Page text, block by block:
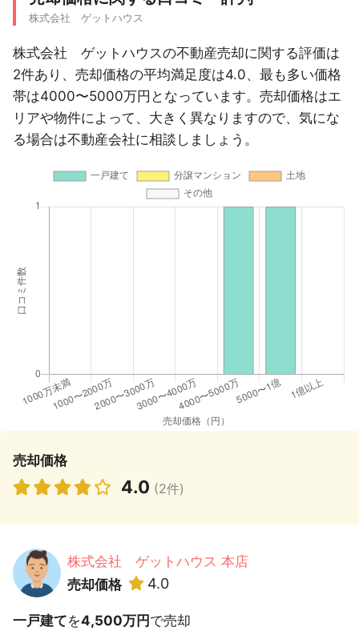
株式会社 ゲットハウス
株式会社 ゲットハウスの不動産売却に関する評価は
2件あり、売却価格の平均満足度は4.0、最も多い価格
帯は4000〜5000万円となっています。売却価格はエ
リアや物件によって、大きく異なりますので、気にな
る場合は不動産会社に相談しましょう。
売却価格
4.0 (2件)
株式会社 ゲットハウス 本店
売却価格
4.0
一戸建てを4,500万円で売却